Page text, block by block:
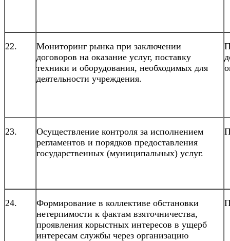
22.
Мониторинг рынка при заключении
договоров на оказание услуг, поставку
техники и оборудования, необходимых для
деятельности учреждения.
23.
Осуществление контроля за исполнением
регламентов и порядков предоставления
государственных (муниципальных) услуг.
24.
Формирование в коллективе обстановки
нетерпимости к фактам взяточничества,
проявления корыстных интересов в ущерб
интересам службы через организацию